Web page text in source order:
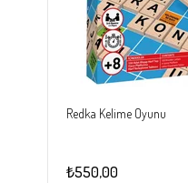
Redka Kelime Oyunu
₺550,00